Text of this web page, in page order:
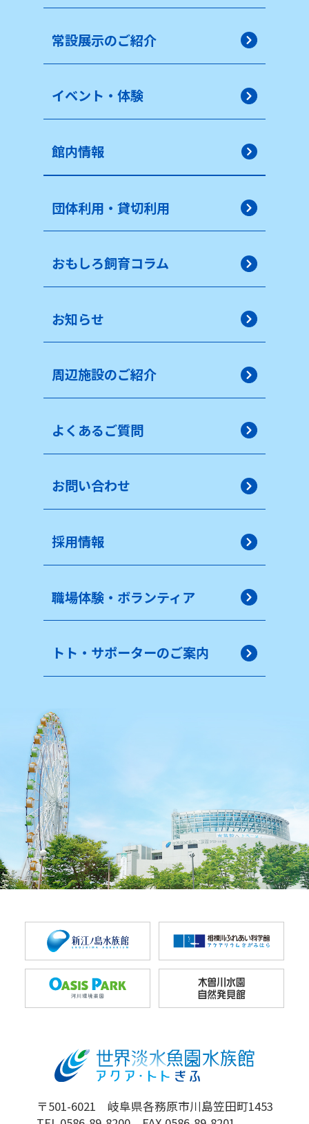
常設展示のご紹介
イベント・体験
館内情報
団体利用・貸切利用
おもしろ飼育コラム
お知らせ
周辺施設のご紹介
よくあるご質問
お問い合わせ
採用情報
職場体験・ボランティア
トト・サポーターのご案内
〒501-6021 岐阜県各務原市川島笠田町1453